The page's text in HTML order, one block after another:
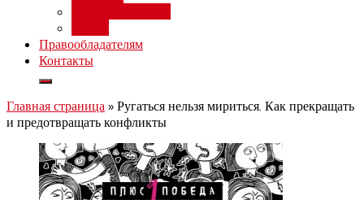
Правообладателям
Контакты
Главная страница » Ругаться нельзя мириться. Как прекращать
и предотвращать конфликты